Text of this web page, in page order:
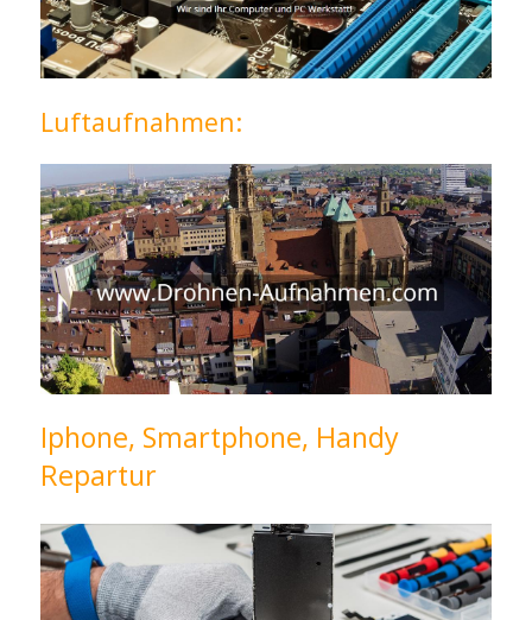
Luftaufnahmen:
Iphone, Smartphone, Handy
Repartur